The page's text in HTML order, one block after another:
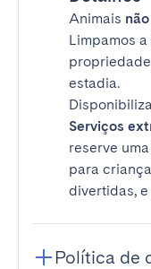
Animais
Limpamos
estadia.
Serviços
reserve
para
divertidas, e
Política de